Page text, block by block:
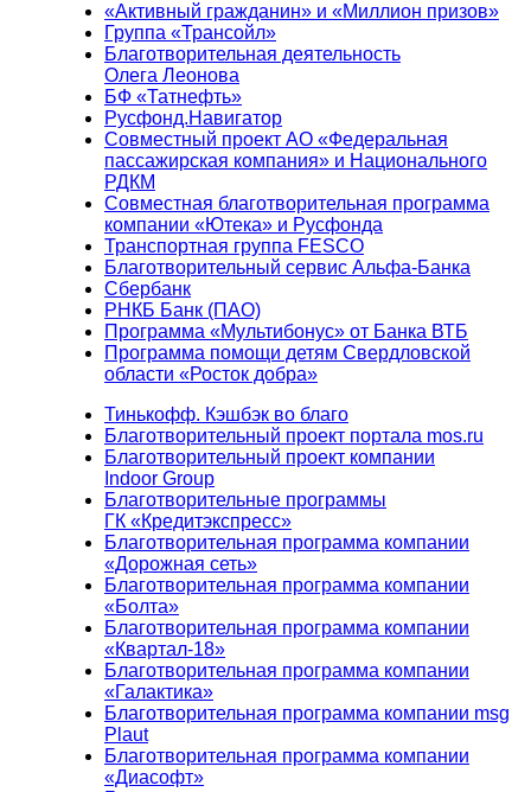
«Активный гражданин» и «Миллион призов»
Группа «Трансойл»
Благотворительная деятельность
Олега Леонова
БФ «Татнефть»
Русфонд.Навигатор
Совместный проект АО «Федеральная
пассажирская компания» и Национального
РДКМ
Совместная благотворительная программа
компании «Ютека» и Русфонда
Транспортная группа FESCO
Благотворительный сервис Альфа-Банка
Сбербанк
РНКБ Банк (ПАО)
Программа «Мультибонус» от Банка ВТБ
Программа помощи детям Свердловской
области «Росток добра»
Тинькофф. Кэшбэк во благо
Благотворительный проект портала mos.ru
Благотворительный проект компании
Indoor Group
Благотворительные программы
ГК «Кредитэкспресс»
Благотворительная программа компании
«Дорожная сеть»
Благотворительная программа компании
«Болта»
Благотворительная программа компании
«Квартал-18»
Благотворительная программа компании
«Галактика»
Благотворительная программа компании msg
Plaut
Благотворительная программа компании
«Диасофт»